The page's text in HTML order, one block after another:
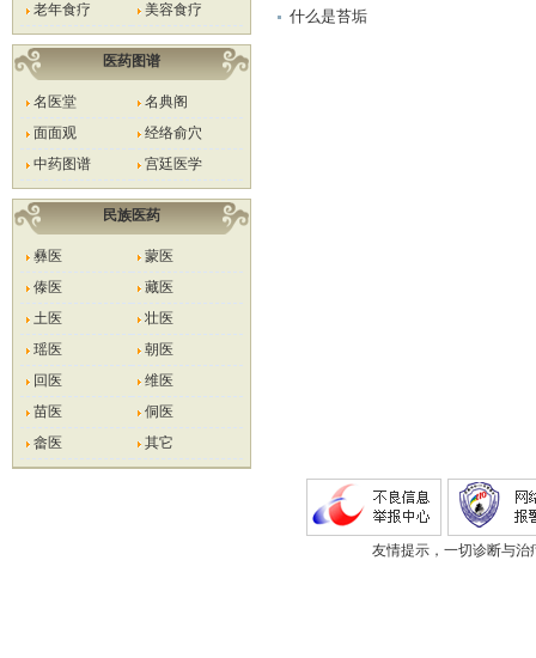
老年食疗
美容食疗
医药图谱
名医堂
名典阁
面面观
经络俞穴
中药图谱
宫廷医学
民族医药
彝医
蒙医
傣医
藏医
土医
壮医
瑶医
朝医
回医
维医
苗医
侗医
畲医
其它
什么是苔垢
友情提示，一切诊断与治